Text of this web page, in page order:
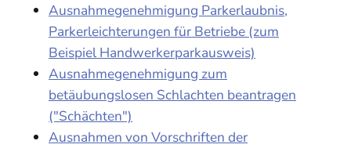
Ausnahmegenehmigung Parkerlaubnis,
Parkerleichterungen für Betriebe (zum
Beispiel Handwerkerparkausweis)
Ausnahmegenehmigung zum
betäubungslosen Schlachten beantragen
("Schächten")
Ausnahmen von Vorschriften der